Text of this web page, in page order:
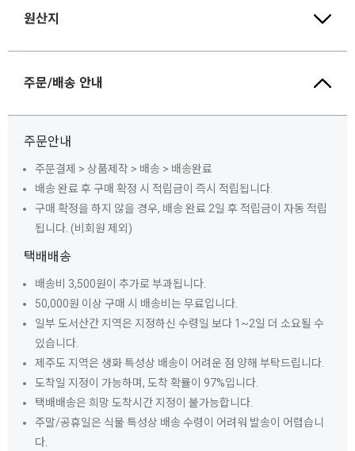
원산지
주문/배송 안내
주문안내
주문결제 > 상품제작 > 배송 > 배송완료
배송 완료 후 구매 확정 시 적립금이 즉시 적립됩니다.
구매 확정을 하지 않을 경우, 배송 완료 2일 후 적립금이 자동 적립
됩니다. (비회원 제외)
택배배송
배송비 3,500원이 추가로 부과됩니다.
50,000원 이상 구매 시 배송비는 무료입니다.
일부 도서산간 지역은 지정하신 수령일 보다 1~2일 더 소요될 수
있습니다.
제주도 지역은 생화 특성상 배송이 어려운 점 양해 부탁드립니다.
도착일 지정이 가능하며, 도착 확률이 97%입니다.
택배배송은 희망 도착시간 지정이 불가능합니다.
주말/공휴일은 식물 특성상 배송 수령이 어려워 발송이 어렵습니
다.